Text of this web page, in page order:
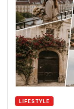
LIFESTYLE